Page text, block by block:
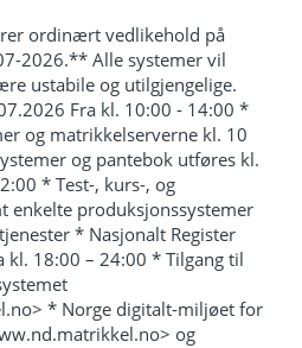
ordinært vedlikehold på
2026.** Alle systemer vil
ustabile og utilgjengelige.
Fra kl. 10:00 - 14:00 *
og matrikkelserverne kl. 10
og pantebok utføres kl.
* Test-, kurs-, og
enkelte produksjonssystemer
* Nasjonalt Register
kl. 18:00 – 24:00 * Tilgang til
* Norge digitalt-miljøet for
og